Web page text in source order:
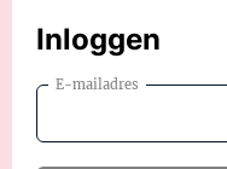
Inloggen
E-mailadres